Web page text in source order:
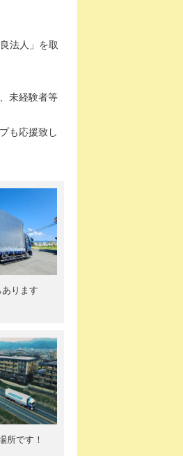
法人」を取
未経験者等
も応援致し
ります
所です！